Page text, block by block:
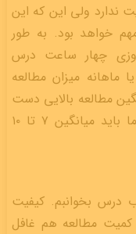
ندارد ولی این که این
خواهد بود. به طور
چهار ساعت درس
ماهانه میزان مطالعه
مطالعه بالایی دست
خواهیم یافت. برای سال دوازدهم نیز ما باید میانگین ۷ تا ۱۰
درس بخوانبم. کیفیت
کمیت مطالعه هم غافل